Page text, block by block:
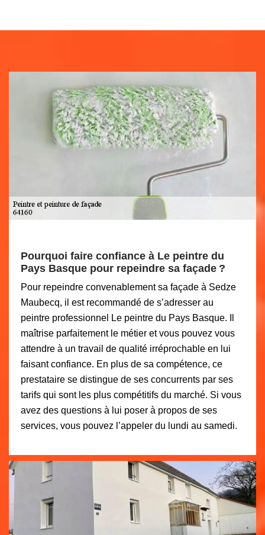
Pourquoi faire confiance à Le peintre du
Pays Basque pour repeindre sa façade ?
Pour repeindre convenablement sa façade à Sedze
Maubecq, il est recommandé de s’adresser au
peintre professionnel Le peintre du Pays Basque. Il
maîtrise parfaitement le métier et vous pouvez vous
attendre à un travail de qualité irréprochable en lui
faisant confiance. En plus de sa compétence, ce
prestataire se distingue de ses concurrents par ses
tarifs qui sont les plus compétitifs du marché. Si vous
avez des questions à lui poser à propos de ses
services, vous pouvez l’appeler du lundi au samedi.